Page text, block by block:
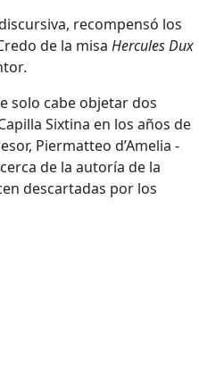
recompensó los
de la misa Hercules Dux
.
solo cabe objetar dos
Sixtina en los años de
Piermatteo d’Amelia -
de la autoría de la
descartadas por los